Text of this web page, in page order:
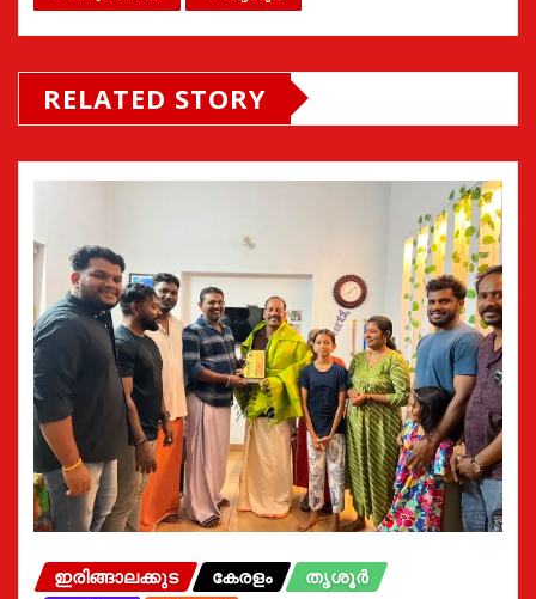
RELATED STORY
ഇരിങ്ങാലക്കുട കേരളം
തൃശൂർ